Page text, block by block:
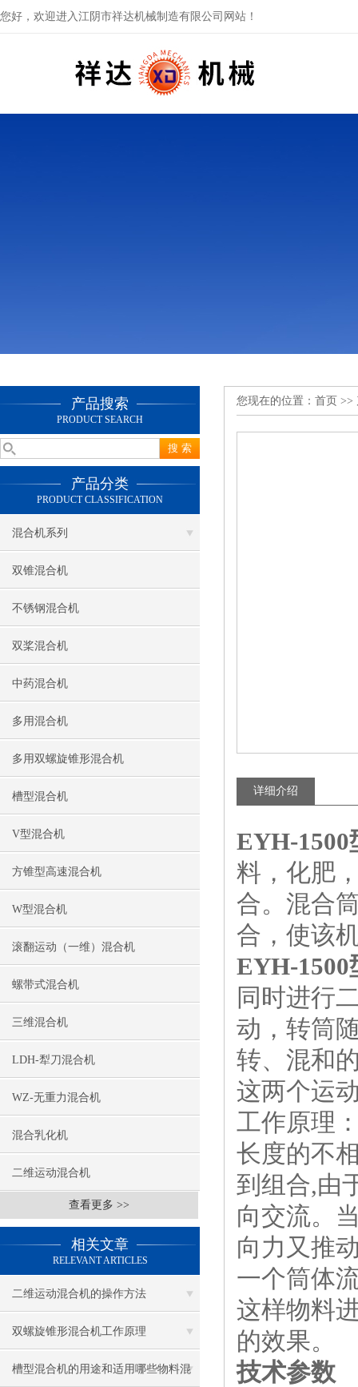
您好，欢迎进入江阴市祥达机械制造有限公司网站！
产品搜索
PRODUCT SEARCH
产品分类
PRODUCT CLASSIFICATION
混合机系列
双锥混合机
不锈钢混合机
双桨混合机
中药混合机
多用混合机
多用双螺旋锥形混合机
槽型混合机
V型混合机
方锥型高速混合机
W型混合机
滚翻运动（一维）混合机
螺带式混合机
三维混合机
LDH-犁刀混合机
WZ-无重力混合机
混合乳化机
二维运动混合机
查看更多 >>
相关文章
RELEVANT ARTICLES
二维运动混合机的操作方法
双螺旋锥形混合机工作原理
槽型混合机的用途和适用哪些物料混
您现在的位置： 首页 >>
详细介绍
EYH-1500
料，化肥
合。混合
合，使该
EYH-1500
同时进行
动，转筒
转、混和
这两个运
工作原理
长度的不
到组合,由
向交流。
向力又推
一个筒体
这样物料
的效果。
技术参数